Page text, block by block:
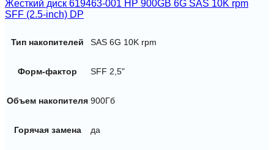
Жесткий диск 619463-001 HP 900GB 6G SAS 10K rpm
SFF (2.5-inch) DP
Тип накопителей SAS 6G 10K rpm
Форм-фактор SFF 2,5"
Объем накопителя 900Гб
Горячая замена да